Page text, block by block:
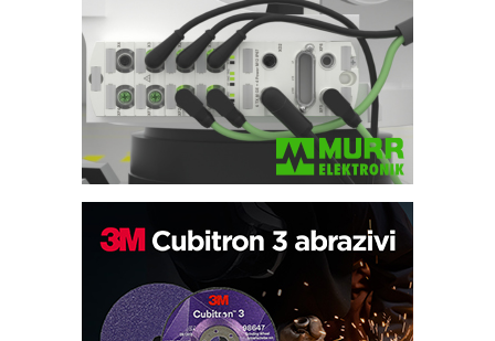
Potpuna efikasnost bez složenih
sistema
Trajna oznaka kao dugoročna korist